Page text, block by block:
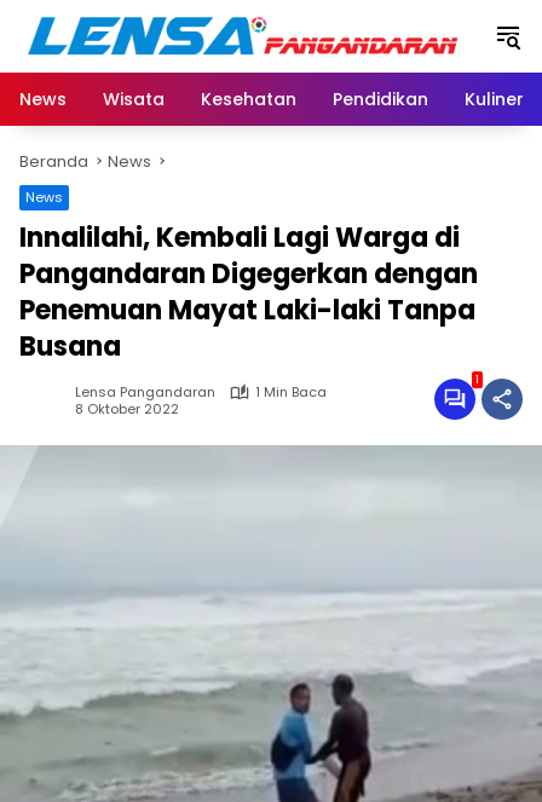
Langsung
konten
News
Wisata Kesehatan Pendidikan Kuliner
Beranda News
News
Innalilahi, Kembali Lagi Warga di
Pangandaran Digegerkan dengan
Penemuan Mayat Laki-laki Tanpa
Busana
Lensa Pangandaran
1 Min Baca
8 Oktober 2022
1